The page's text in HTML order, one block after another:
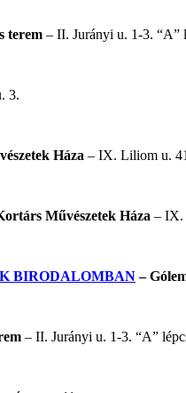
terem – II. Jurányi u. 1-3. “A”
3.
Háza – IX. Liliom u.
Művészetek Háza – IX.
BIRODALOMBAN–
– II. Jurányi u. 1-3. “A”